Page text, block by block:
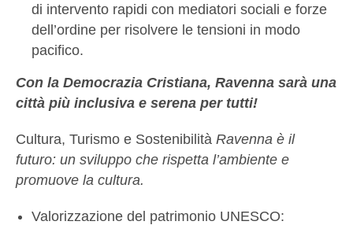
di intervento rapidi con mediatori sociali e forze
dell’ordine per risolvere le tensioni in modo
pacifico.
Con la Democrazia Cristiana, Ravenna sarà una
città più inclusiva e serena per tutti!
Cultura, Turismo e Sostenibilità Ravenna è il
futuro: un sviluppo che rispetta l’ambiente e
promuove la cultura.
Valorizzazione del patrimonio UNESCO: